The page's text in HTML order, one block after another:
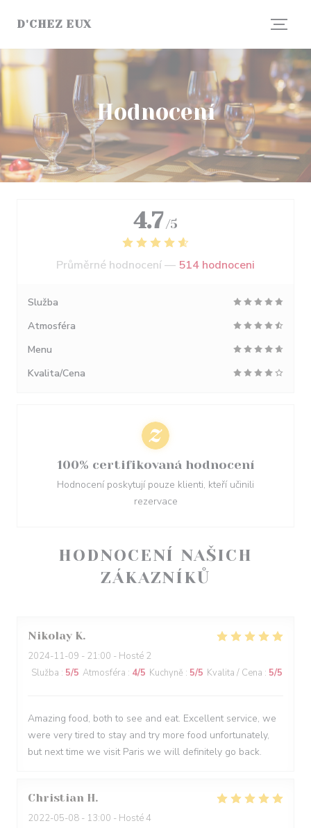
D'CHEZ EUX
Hodnocení
HODNOCENÍ NAŠICH
ZÁKAZNÍKŮ
Nikolay K
2024-11-09 - 21:00 - Hosté 2
Služba : 5/5 Atmosféra : 4/5 Kuchyně : 5/5 Kvalita / Cena : 5/5
Amazing food, both to see and eat. Excellent service, we
were very tired to stay and try more food unfortunately,
but next time we visit Paris we will definitely go back.
Christian H
2022-05-08 - 13:00 - Hosté 4
4.7 /5
Průměrné hodnocení — 514 hodnoceni
Služba
Atmosféra
Menu
Kvalita/Cena
100% certifikovaná hodnocení
Hodnocení poskytují pouze klienti, kteří učinili
rezervace